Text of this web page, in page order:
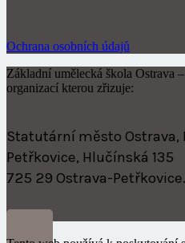
Ochrana osobních údajů
Základní umělecká škola Ostrava
organizací kterou zřizuje:
Statutární město Ostrava,
Petřkovice, Hlučínská 135
725 29 Ostrava-Petřkovice.